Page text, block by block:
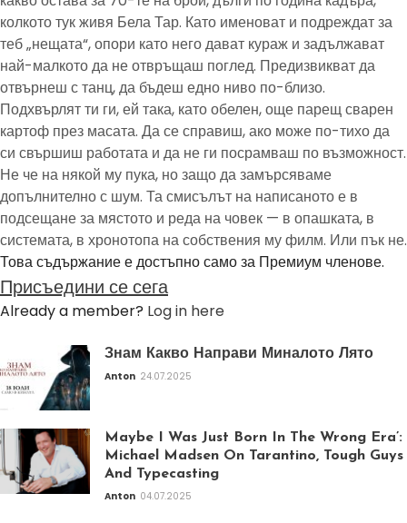
колкото тук живя Бела Тар. Като именоват и подреждат за
теб „нещата“, опори като него дават кураж и задължават
най-малкото да не отвръщаш поглед. Предизвикват да
отвърнеш с танц, да бъдеш едно ниво по-близо.
Подхвърлят ти ги, ей така, като обелен, още парещ сварен
картоф през масата. Да се справиш, ако може по-тихо да
си свършиш работата и да не ги посрамваш по възможност.
Не че на някой му пука, но защо да замърсяваме
допълнително с шум. Та смисълът на написаното е в
подсещане за мястото и реда на човек — в опашката, в
системата, в хронотопа на собствения му филм. Или пък не.
Това съдържание е достъпно само за Премиум членове.
Присъедини се сега
Already a member? Log in here
Знам Какво Направи Миналото Лято
Anton 24.07.2025
Maybe I Was Just Born In The Wrong Era’:
Michael Madsen On Tarantino, Tough Guys
And Typecasting
Anton 04.07.2025